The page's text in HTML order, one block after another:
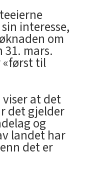
interesse,
om
mars.
«først til
viser at det
det gjelder
og
landet har
det er